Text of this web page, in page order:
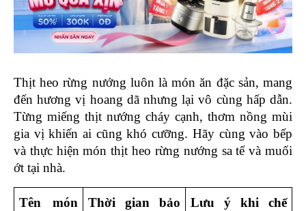
Thịt heo rừng nướng luôn là món ăn đặc sản, mang
đến hương vị hoang dã nhưng lại vô cùng hấp dẫn.
Từng miếng thịt nướng cháy cạnh, thơm nồng mùi
gia vị khiến ai cũng khó cưỡng. Hãy cùng vào bếp
và thực hiện món thịt heo rừng nướng sa tế và muối
ớt tại nhà.
Tên món
Thời gian bảo
Lưu ý khi chế